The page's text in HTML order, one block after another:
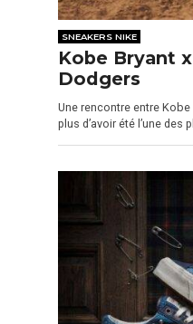
SNEAKERS NIKE
Kobe Bryant
Dodgers
Une rencontre entre
plus d’avoir été l’une